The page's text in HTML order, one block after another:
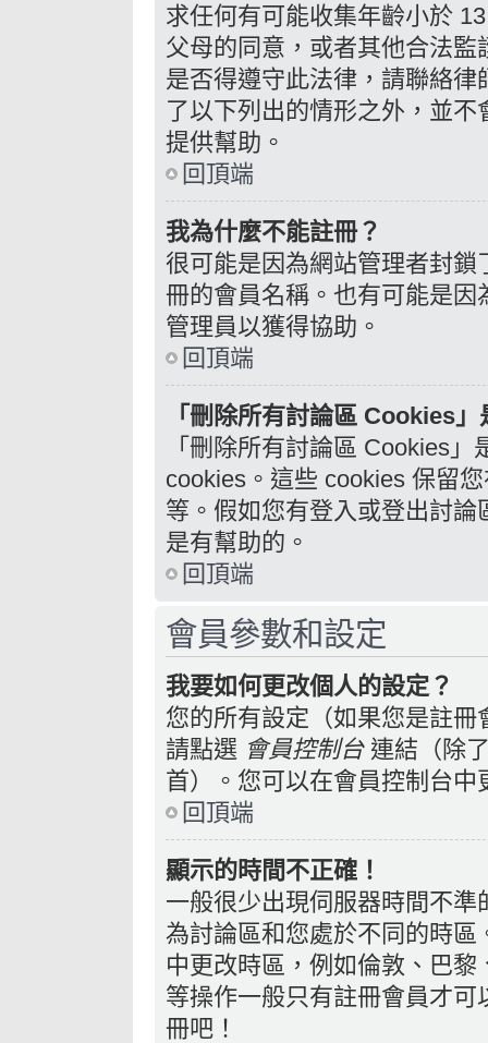
求任何有可能收集年齡小於
父母的同意，或者其他合法
是否得遵守此法律，請聯絡
了以下列出的情形之外，並
提供幫助。
回頂端
我為什麼不能註冊？
很可能是因為網站管理者封
冊的會員名稱。也有可能是
管理員以獲得協助。
回頂端
「刪除所有討論區 Cookies
「刪除所有討論區 Cookies
cookies。這些 cookies 保留
等。假如您有登入或登出討
是有幫助的。
回頂端
會員參數和設定
我要如何更改個人的設定？
您的所有設定（如果您是註
請點選 會員控制台連結（除
首）。您可以在會員控制台
回頂端
顯示的時間不正確！
一般很少出現伺服器時間不
為討論區和您處於不同的時
中更改時區，例如倫敦、巴
等操作一般只有註冊會員才
冊吧！